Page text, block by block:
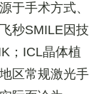
于手术方式、
秒SMILE因技
；ICL晶体植
区常规激光手